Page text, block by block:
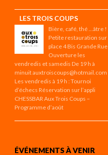
LES TROIS COUPS
Bière, café, thé …âtre !
Petite restauration sur
place 4 Bis Grande Rue
Ouverture les
vendredis et samedis De 19 h à
minuit auxtroiscoups@hotmail.com
Les vendredis à 19 h : Tournoi
d’échecs Réservation sur l’appli
CHESSBAR Aux Trois Coups –
Programme d’août
ÉVÉNEMENTS À VENIR